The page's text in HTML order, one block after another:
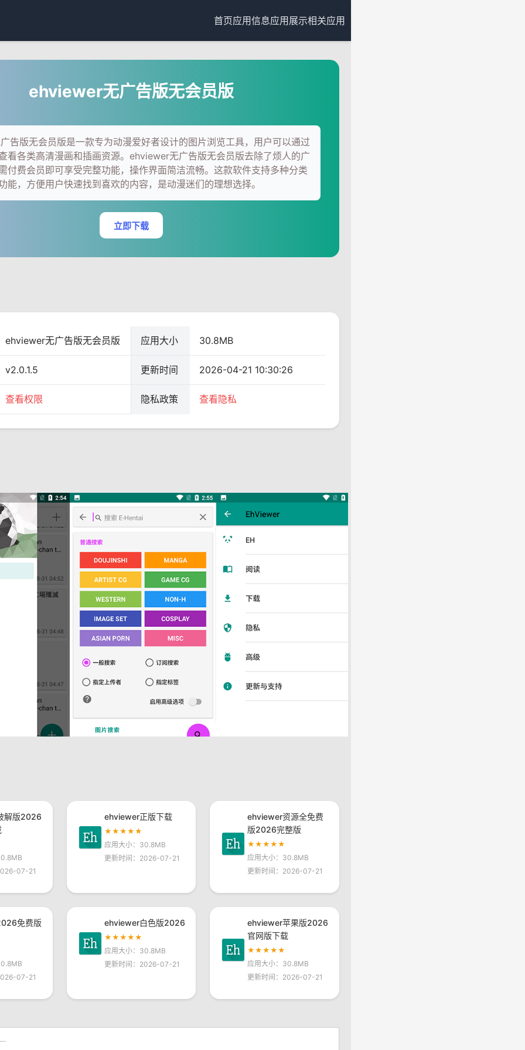
首页应用信息应用展示相关应用
ehviewer无广告版无会员版
告版无会员版是一款专为动漫爱好者设计的图片浏览工具，用户可以通过
看各类高清漫画和插画资源。ehviewer无广告版无会员版去除了烦人的广
付费会员即可享受完整功能，操作界面简洁流畅。这款软件支持多种分类
能，方便用户快速找到喜欢的内容，是动漫迷们的理想选择。
立即下载
ehviewer无广告版无会员版 应用大小 30.8MB
v2.0.1.5 更新时间 2026-04-21 10:30:26
查看权限 隐私政策 查看隐私
解版2026
07-21
ehviewer正版下载
★★★★★
应用大小：30.8MB
更新时间：2026-07-21
ehviewer资源全免费
版2026完整版
★★★★★
应用大小：30.8MB
更新时间：2026-07-21
免费版
07-21
ehviewer白色版2026
★★★★★
应用大小：30.8MB
更新时间：2026-07-21
ehviewer苹果版2026
官网版下载
★★★★★
应用大小：30.8MB
更新时间：2026-07-21